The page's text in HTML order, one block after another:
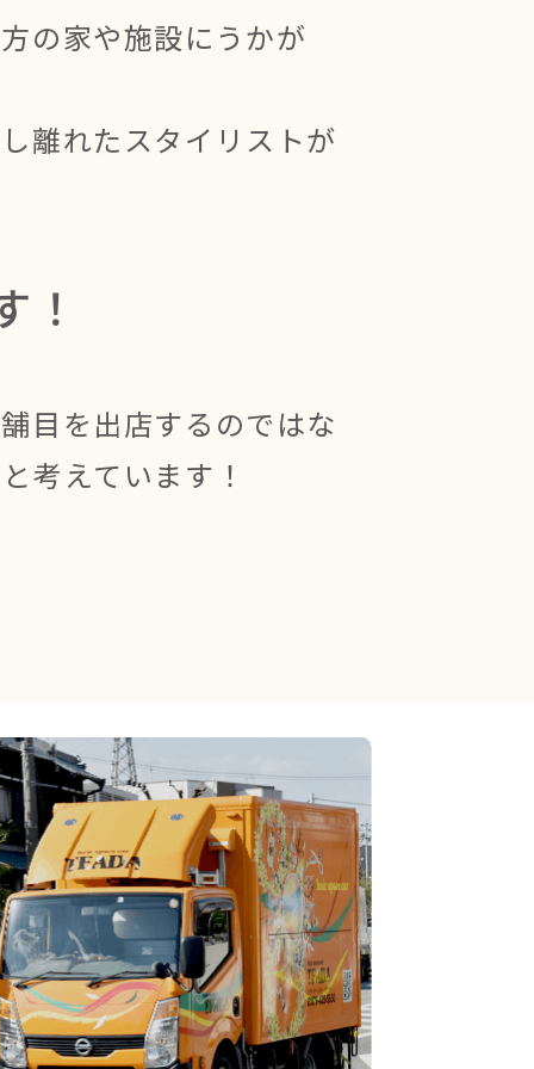
の家や施設にうかが
離れたスタイリストが
！
目を出店するのではな
考えています！